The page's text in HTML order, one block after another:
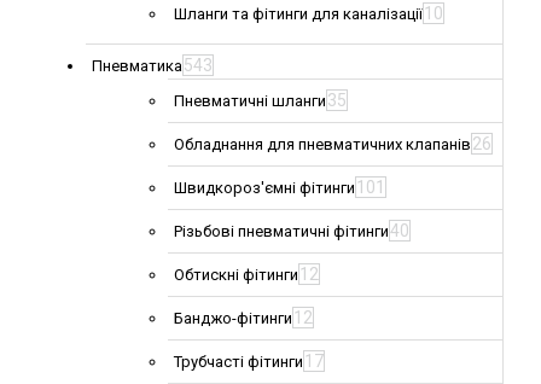
Шланги та фітинги для каналізації 10
Пневматика543
Пневматичні шланги 35
Обладнання для пневматичних клапанів 26
Швидкороз'ємні фітинги 101
Різьбові пневматичні фітинги40
Обтискні фітинги 12
Банджо-фітинги 12
Трубчасті фітинги 17